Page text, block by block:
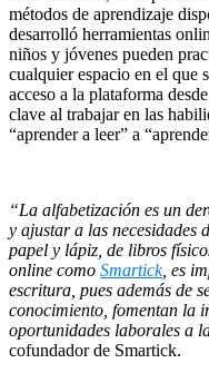
métodos de aprendizaje
desarrolló herramientas
niños y jóvenes pueden
cualquier espacio en el que
acceso a la plataforma
clave al trabajar en las
“aprender a leer” a
“La alfabetización es un
y ajustar a las necesidades
papel y lápiz, de libros
online como Smartick, es
escritura, pues además de
conocimiento, fomentan la
oportunidades laborales a
cofundador de Smartick.